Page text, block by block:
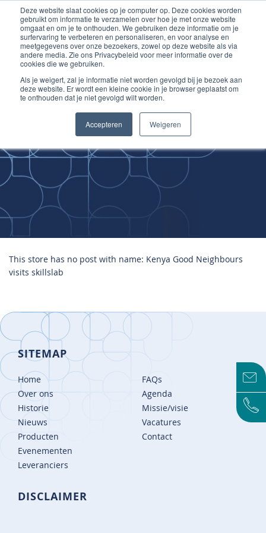
Deze website slaat cookies op je computer op. Deze cookies worden
gebruikt om informatie te verzamelen over hoe je met onze website
omgaat en om je te onthouden. We gebruiken deze informatie om je
surfervaring te verbeteren en personaliseren, en voor analyse en
meetgegevens over onze bezoekers, zowel op deze website als via
andere media. Zie ons Privacybeleid voor meer informatie over de
cookies die we gebruiken.
Als je weigert, zal je informatie niet worden gevolgd bij je bezoek aan
deze website. Er wordt een kleine cookie in je browser geplaatst om
te onthouden dat je niet gevolgd wilt worden.
Accepteren Weigeren
Inloggen account
Ga
naar
de
inhoud
Improving
Medical Skills
This store has no post with name: Kenya Good Neighbours
visits skillslab
SITEMAP
Home
Over ons
Historie
Nieuws
Producten
Evenementen
Leveranciers
FAQs
Agenda
Missie/visie
Vacatures
Contact
DISCLAIMER